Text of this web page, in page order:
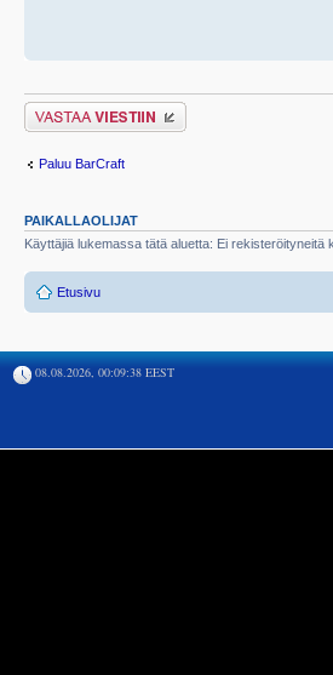
Lähetä vastaus
Paluu BarCraft
PAIKALLAOLIJAT
Käyttäjiä lukemassa tätä aluetta: Ei rekisteröityneitä
Etusivu
08.08.2026, 00:09:38 EEST